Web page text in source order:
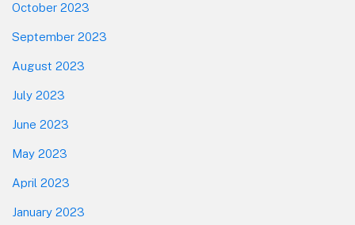
October 2023
September 2023
August 2023
July 2023
June 2023
May 2023
April 2023
January 2023